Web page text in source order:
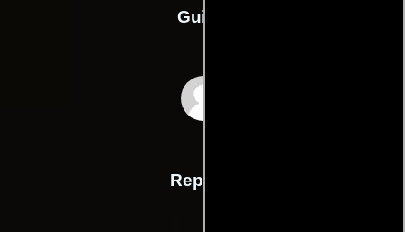
Guión
Reparto